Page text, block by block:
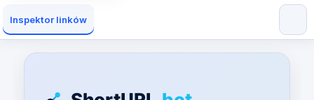
Inspektor linków